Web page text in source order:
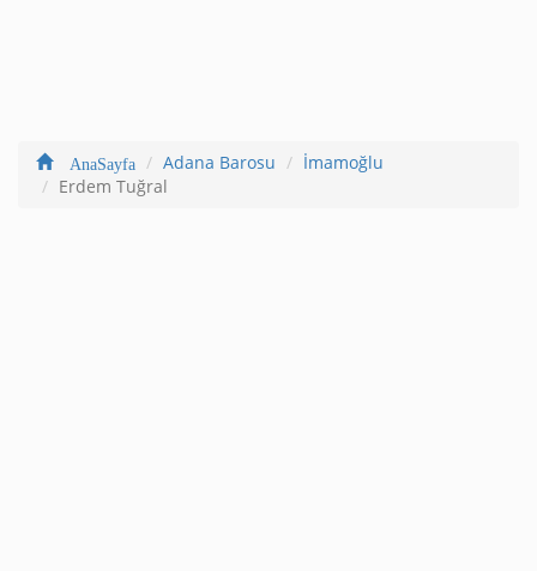
AnaSayfa Adana Barosu
İmamoğlu
Erdem Tuğral